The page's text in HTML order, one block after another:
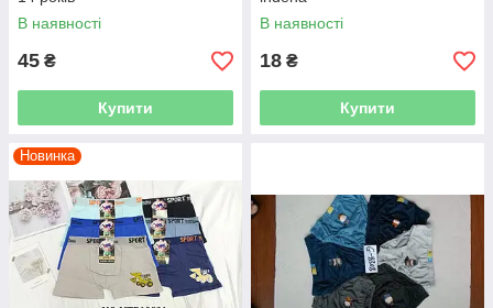
В наявності
45 ₴
Купити
В наявності
18 ₴
Купити
Новинка